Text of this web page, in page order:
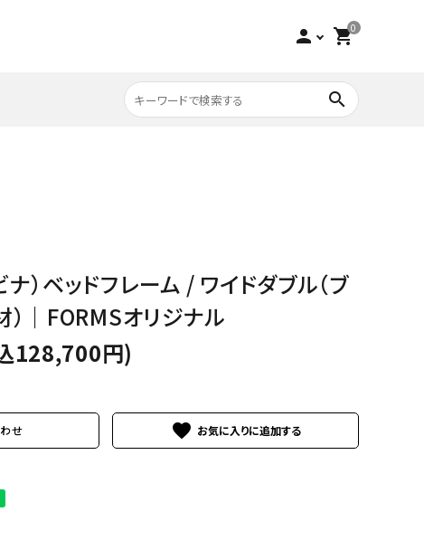
person 0
shopping_cart
アウトレット
search
）ベッドフレーム / ワイドダブル（ブ
）｜FORMSオリジナル
128,700円)
せ favorite